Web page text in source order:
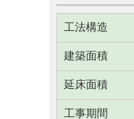
工法構造
建築面積
延床面積
工事期間